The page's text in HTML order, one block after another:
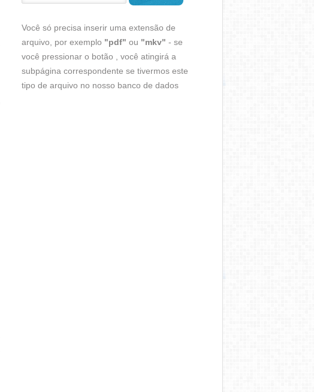
Você só precisa inserir uma extensão de
arquivo, por exemplo "pdf" ou "mkv" - se
você pressionar o botão , você atingirá a
subpágina correspondente se tivermos este
tipo de arquivo no nosso banco de dados